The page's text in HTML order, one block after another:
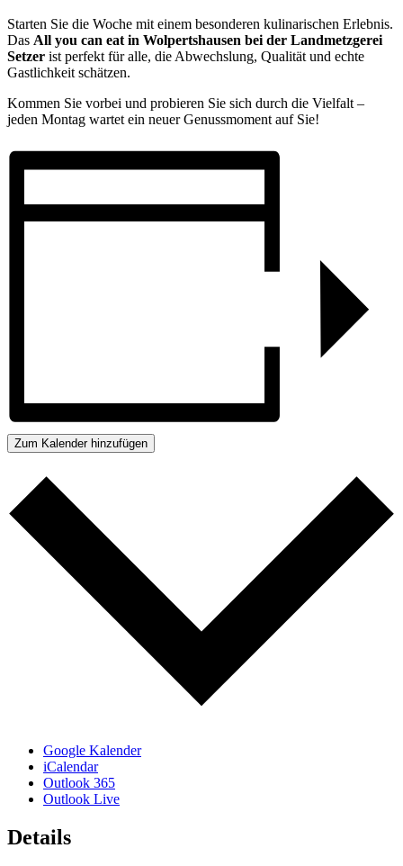
Starten Sie die Woche mit einem besonderen kulinarischen Erlebnis.
Das All you can eat in Wolpertshausen bei der Landmetzgerei
Setzer ist perfekt für alle, die Abwechslung, Qualität und echte
Gastlichkeit schätzen.
Kommen Sie vorbei und probieren Sie sich durch die Vielfalt –
jeden Montag wartet ein neuer Genussmoment auf Sie!
Zum Kalender hinzufügen
Google Kalender
iCalendar
Outlook 365
Outlook Live
Details